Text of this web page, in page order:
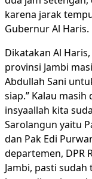
karena jarak
Gubernur Al Haris.
Dikatakan Al
provinsi Jambi
Abdullah Sani
siap.” Kalau
insyaallah kita
Sarolangun yaitu
dan Pak Edi
departemen, DPR
Jambi, pasti